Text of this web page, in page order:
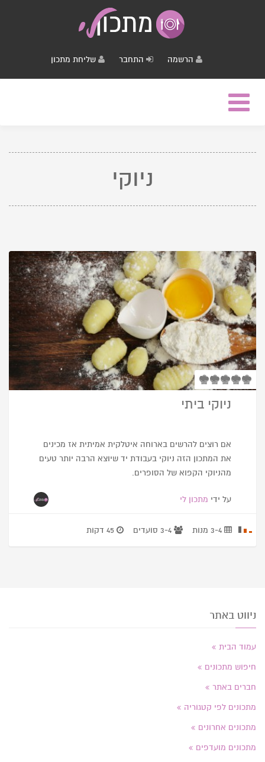
הרשמה התחבר שליחת מתכון
Toggle
navigation
ניוקי
ניוקי ביתי
אם רוצים להרשים בארוחה איטלקית אמיתית אז מכינים
את המתכון הזה ניוקי בעבודת יד שיוצא הרבה יותר טעים
מהניוקי הקפוא של הסופרים.
על ידי מתכון לי
ניווט באתר
עמוד הבית
חיפוש מתכונים
חברים באתר
מתכונים לפי קטגוריה
מתכונים אחרונים
מתכונים מועדפים